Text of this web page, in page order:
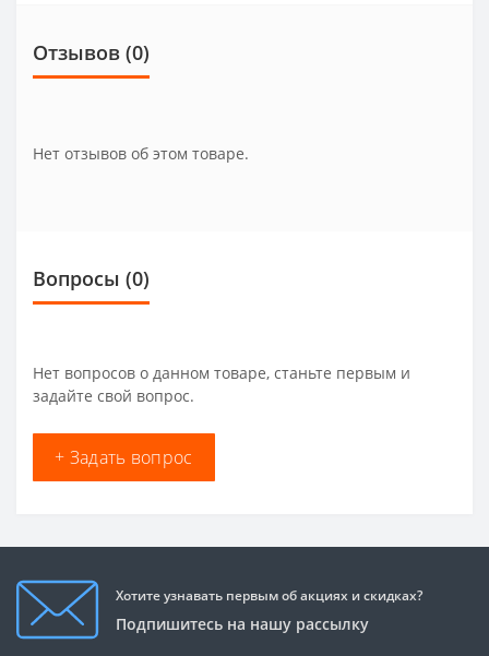
Отзывов (0)
Нет отзывов об этом товаре.
Вопросы (0)
Нет вопросов о данном товаре, станьте первым и
задайте свой вопрос.
+ Задать вопрос
Хотите узнавать первым об акциях и скидках?
Подпишитесь на нашу рассылку